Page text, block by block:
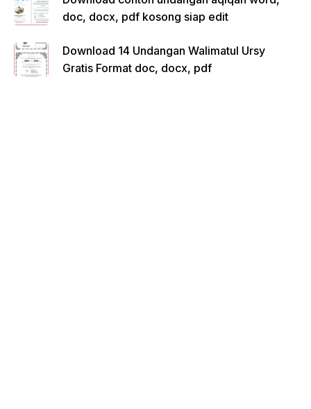
doc, docx, pdf kosong siap edit
Download 14 Undangan Walimatul Ursy
Gratis Format doc, docx, pdf